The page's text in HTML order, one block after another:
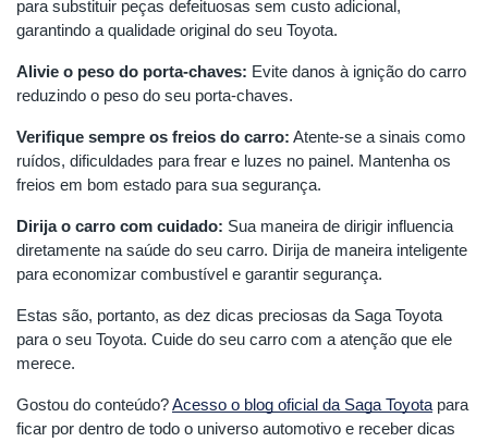
para substituir peças defeituosas sem custo adicional,
garantindo a qualidade original do seu Toyota.
Alivie o peso do porta-chaves: Evite danos à ignição do carro
reduzindo o peso do seu porta-chaves.
Verifique sempre os freios do carro: Atente-se a sinais como
ruídos, dificuldades para frear e luzes no painel. Mantenha os
freios em bom estado para sua segurança.
Dirija o carro com cuidado: Sua maneira de dirigir influencia
diretamente na saúde do seu carro. Dirija de maneira inteligente
para economizar combustível e garantir segurança.
Estas são, portanto, as dez dicas preciosas da Saga Toyota
para o seu Toyota. Cuide do seu carro com a atenção que ele
merece.
Gostou do conteúdo?Acesso o blog oficial da Saga Toyota para
ficar por dentro de todo o universo automotivo e receber dicas